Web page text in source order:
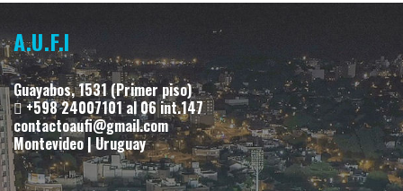
A.U.F.I
Guayabos, 1531 (Primer piso)
+598 24007101 al 06 int.147
contactoaufi@gmail.com
Montevideo | Uruguay